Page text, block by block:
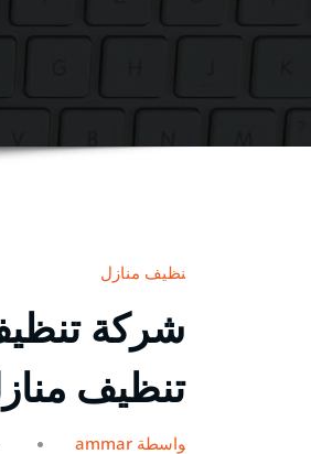
تنظيف منازل
تنظيف
بواسطة ammar